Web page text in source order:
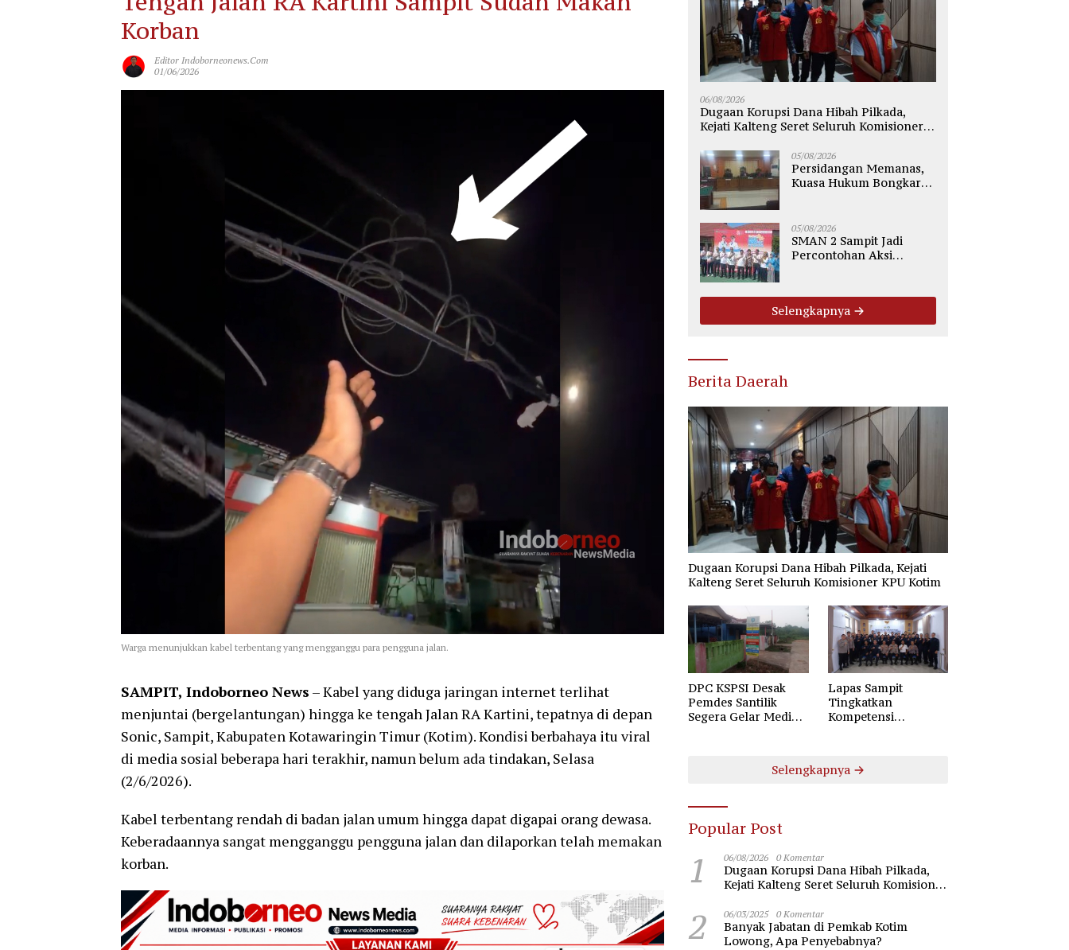
Korban
Editor Indoborneonews.com
01/06/2026
Warga menunjukkan kabel terbentang yang mengganggu para pengguna jalan.
SAMPIT, Indoborneo News – Kabel yang diduga jaringan internet terlihat
menjuntai (bergelantungan) hingga ke tengah Jalan RA Kartini, tepatnya di depan
Sonic, Sampit, Kabupaten Kotawaringin Timur (Kotim). Kondisi berbahaya itu viral
di media sosial beberapa hari terakhir, namun belum ada tindakan, Selasa
(2/6/2026).
Kabel terbentang rendah di badan jalan umum hingga dapat digapai orang dewasa.
Keberadaannya sangat mengganggu pengguna jalan dan dilaporkan telah memakan
korban.
06/08/2026
Dugaan Korupsi Dana Hibah Pilkada,
Kejati Kalteng Seret Seluruh Komisioner
05/08/2026
Persidangan Memanas,
Kuasa Hukum Bongkar
PT WMGK
05/08/2026
SMAN 2 Sampit Jadi
Percontohan Aksi
Stunting
Selengkapnya
Berita Daerah
Dugaan Korupsi Dana Hibah Pilkada, Kejati
Kalteng Seret Seluruh Komisioner KPU Kotim
DPC KSPSI Desak
Pemdes Santilik
Segera Gelar Mediasi
Lapas Sampit
Tingkatkan
Kompetensi
Selengkapnya
Popular Post
1 06/08/2026 0 Komentar
Dugaan Korupsi Dana Hibah Pilkada,
Kejati Kalteng Seret Seluruh Komisioner
2 06/03/2025 0 Komentar
Banyak Jabatan di Pemkab Kotim
Lowong, Apa Penyebabnya?